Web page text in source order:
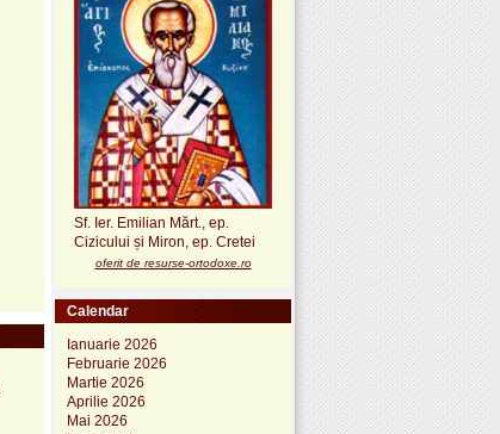
Sf. Ier. Emilian Mărt., ep.
Cizicului și Miron, ep. Cretei
oferit de resurse-ortodoxe.ro
Calendar
Ianuarie 2026
Februarie 2026
Martie 2026
Aprilie 2026
Mai 2026